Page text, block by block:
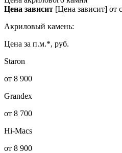
Цена зависит [Цена зависит] от
Акриловый камень:
Цена за п.м.*, руб.
Staron
от 8 900
Grandex
от 8 700
Hi-Macs
от 8 900